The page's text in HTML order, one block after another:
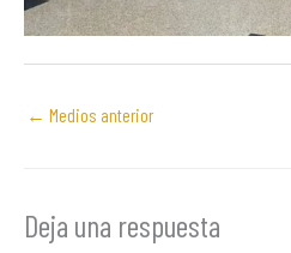
← Medios anterior
Deja una respuesta